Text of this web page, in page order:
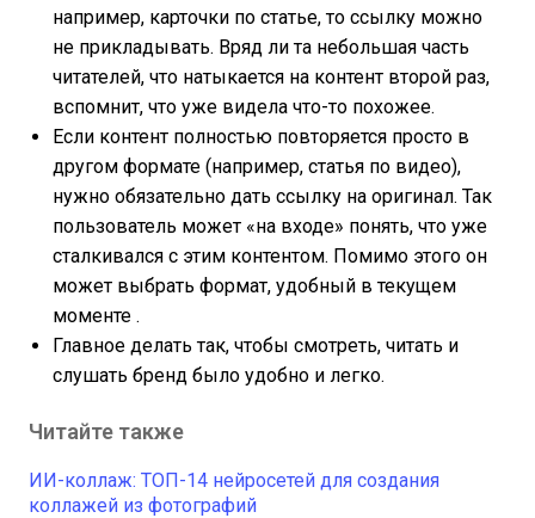
например, карточки по статье, то ссылку можно
не прикладывать. Вряд ли та небольшая часть
читателей, что натыкается на контент второй раз,
вспомнит, что уже видела что-то похожее.
Если контент полностью повторяется просто в
другом формате (например, статья по видео),
нужно обязательно дать ссылку на оригинал. Так
пользователь может «на входе» понять, что уже
сталкивался с этим контентом. Помимо этого он
может выбрать формат, удобный в текущем
моменте .
Главное делать так, чтобы смотреть, читать и
слушать бренд было удобно и легко.
Читайте также
ИИ-коллаж: ТОП-14 нейросетей для создания
коллажей из фотографий